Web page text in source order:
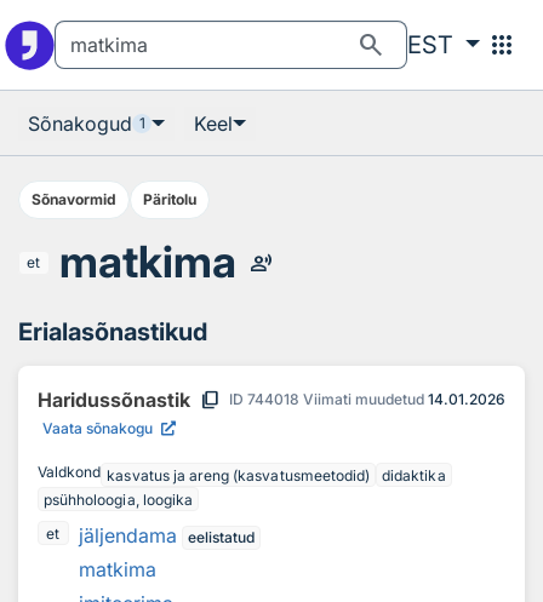
search EST apps
Sõnakogud 1 Keel
Sõnavormid Päritolu
et matkima record_voice_over
Erialasõnastikud
Haridussõnastik content_copy ID 744018 Viimati muudetud 14.01.2026
Vaata sõnakogu
Valdkond kasvatus ja areng (kasvatusmeetodid)
didaktika
psühholoogia, loogika
et
jäljendama eelistatud
matkima